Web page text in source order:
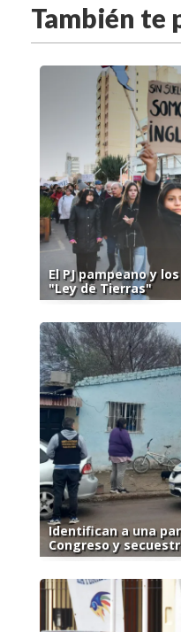
También te
El PJ pampeano y
"Ley de Tierras"
Identifican a una
Congreso y